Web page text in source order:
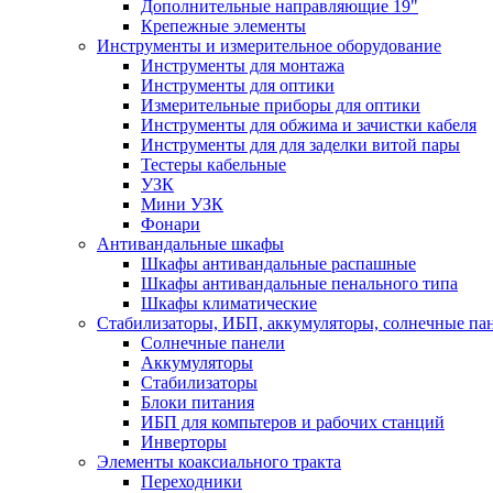
Дополнительные направляющие 19"
Крепежные элементы
Инструменты и измерительное оборудование
Инструменты для монтажа
Инструменты для оптики
Измерительные приборы для оптики
Инструменты для обжима и зачистки кабеля
Инструменты для для заделки витой пары
Тестеры кабельные
УЗК
Мини УЗК
Фонари
Антивандальные шкафы
Шкафы антивандальные распашные
Шкафы антивандальные пенального типа
Шкафы климатические
Стабилизаторы, ИБП, аккумуляторы, солнечные
Солнечные панели
Аккумуляторы
Стабилизаторы
Блоки питания
ИБП для компьтеров и рабочих станций
Инверторы
Элементы коаксиального тракта
Переходники